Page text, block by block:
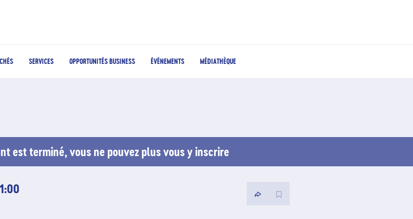
SERVICES OPPORTUNITÉS BUSINESS ÉVÉNEMENTS MÉDIATHÈQUE
est terminé, vous ne pouvez plus vous y inscrire